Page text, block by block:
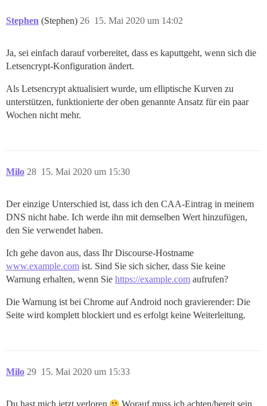
Stephen (Stephen) 15. Mai 2020 um 14:02
26
Ja, sei einfach darauf vorbereitet, dass es kaputtgeht, wenn sich die
Letsencrypt-Konfiguration ändert.
Als Letsencrypt aktualisiert wurde, um elliptische Kurven zu
unterstützen, funktionierte der oben genannte Ansatz für ein paar
Wochen nicht mehr.
Milo 15. Mai 2020 um 15:30
28
Der einzige Unterschied ist, dass ich den CAA-Eintrag in meinem
DNS nicht habe. Ich werde ihn mit demselben Wert hinzufügen,
den Sie verwendet haben.
Ich gehe davon aus, dass Ihr Discourse-Hostname
www.example.com ist. Sind Sie sich sicher, dass Sie keine
Warnung erhalten, wenn Sie https://example.com aufrufen?
Die Warnung ist bei Chrome auf Android noch gravierender: Die
Seite wird komplett blockiert und es erfolgt keine Weiterleitung.
Milo 15. Mai 2020 um 15:33
29